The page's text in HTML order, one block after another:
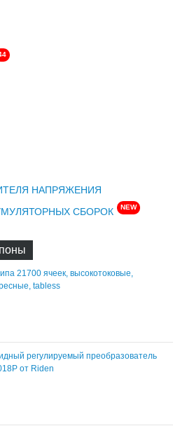
НАПРЯЖЕНИЯ
NEW
СБОРОК
21700 ячеек, высокотоковые,
tabless
регулируемый преобразователь
от Riden